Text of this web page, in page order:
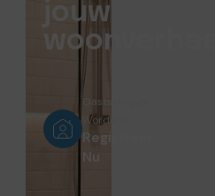
jouw
woonverhaal
Gastschrijver
Worden?
Registreer
Nu